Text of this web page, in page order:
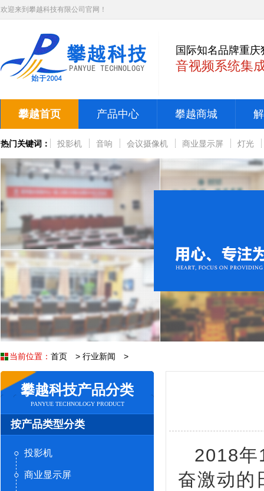
欢迎来到攀越科技有限公司官网！
国际知名品牌重庆
音视频系统集
攀越首页 产品中心 攀越商城
热门关键词： 投影机 音响 会议摄像机 商业显示屏 灯光
当前位置： 首页 > 行业新闻 >
2018年
奋激动的
攀越科技产品分类
PANYUE TECHNOLOGY PRODUCT
按产品类型分类
投影机
商业显示屏